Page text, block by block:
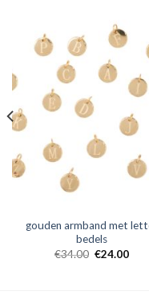
gouden armband met
bedels
€34.00 €24.00